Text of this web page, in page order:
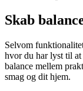
Skab
Selvom
hvor du har lyst til
balance mellem
smag og dit hjem.